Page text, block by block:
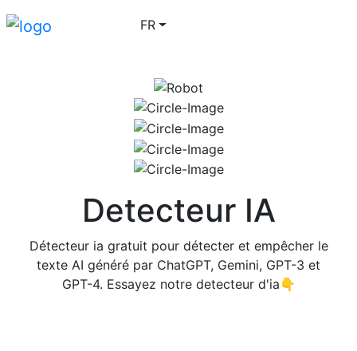
FR
Detecteur IA
Détecteur ia gratuit pour détecter et empêcher le
texte AI généré par ChatGPT, Gemini, GPT-3 et
GPT-4. Essayez notre detecteur d'ia👇